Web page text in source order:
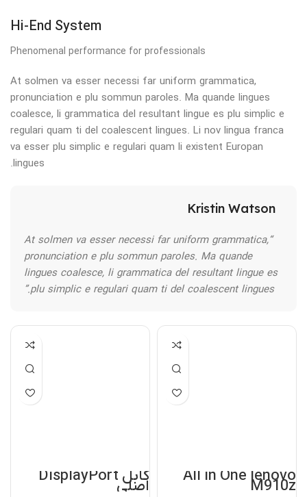
All in One lenovo
M910z
کابل DisplayPort
اصلی
Hi-End System
Phenomenal performance for professionals
At solmen va esser necessi far uniform grammatica,
pronunciation e plu sommun paroles. Ma quande lingues
coalesce, li grammatica del resultant lingue es plu simplic e
regulari quam ti del coalescent lingues. Li nov lingua franca
va esser plu simplic e regulari quam li existent Europan
lingues.
Kristin Watson
“At solmen va esser necessi far uniform grammatica,
pronunciation e plu sommun paroles. Ma quande
lingues coalesce, li grammatica del resultant lingue es
plu simplic e regulari quam ti del coalescent lingues.”